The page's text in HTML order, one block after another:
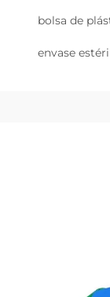
bolsa de
envase